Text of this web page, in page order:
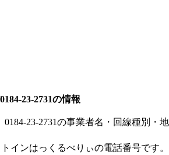
23-2731の情報
0184-23-2731の事業者名・回線種別・
トインはっくるべりぃの電話番号です。